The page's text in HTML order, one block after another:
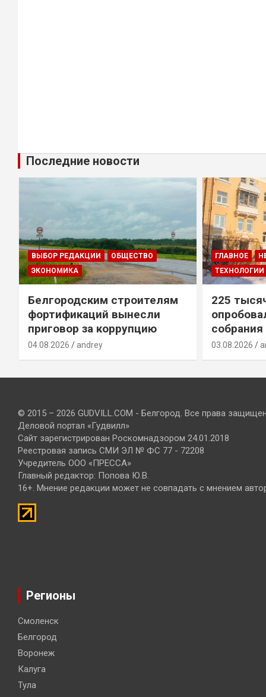
Последние новости
ВЫБОР РЕДАКЦИИ
ОБЩЕСТВО
ЭКОНОМИКА
Белгородским строителям
фортификаций вынесли
приговор за коррупцию
04.08.2026 andrey
ГЛАВНОЕ
ТЕХНОЛОГИИ
225
03.08.2026
© 2015 – 2026 GUDVILL.COM - Белгород. Все права
Деловой портал «Гудвилл»
Сайт зарегистрирован Роскомнадзором 24.01.2018
Реестровая запись СМИ ЭЛ № ФС 77 - 72208
Учредитель ООО «ПРЕССА»
Главный редактор: Попова Ю.В.
16+. Мнение редакции может не совпадать с мнением
Регионы
Смоленск
Белгород
Воронеж
Калуга
Тула